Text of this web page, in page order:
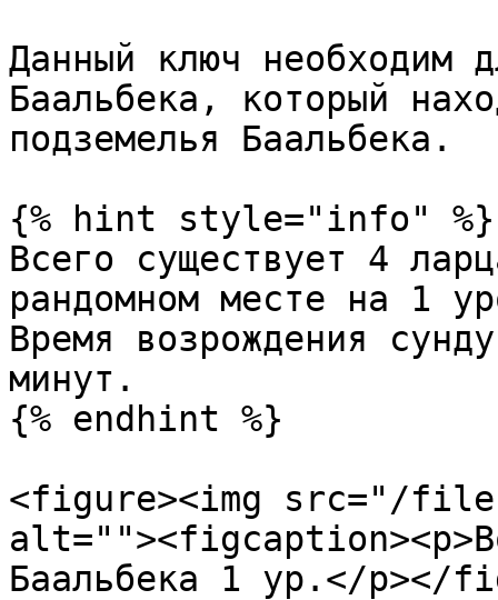
Данный ключ необходим
Баальбека, который
подземелья Баальбека.
{% hint style="info" %}
Всего существует 4
рандомном месте на 1
Время возрождения
минут.
{% endhint %}
<figure><img src="/files/
Баальбека 1 ур.</p></